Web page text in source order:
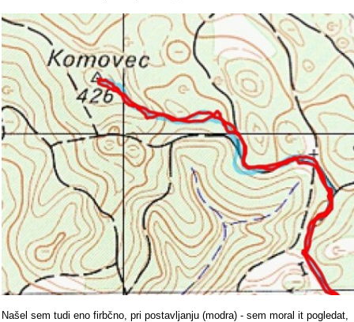
Našel sem tudi eno firbčno, pri postavljanju (modra) - sem moral it pogledat,